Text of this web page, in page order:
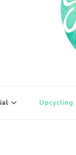
Upcycling